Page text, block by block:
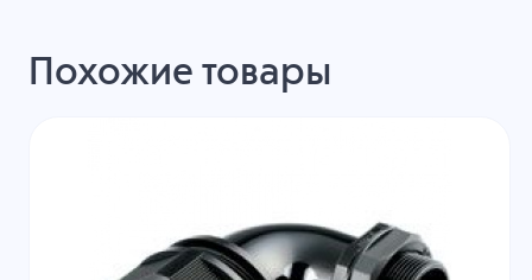
Похожие товары